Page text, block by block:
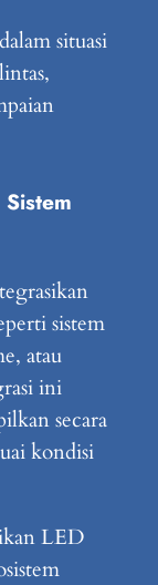
situasi
sistem
atau
ini
secara
kondisi
LED